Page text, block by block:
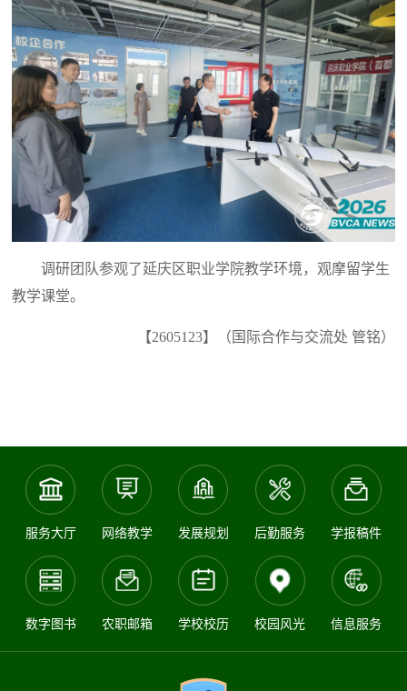
调研团队参观了延庆区职业学院教学环境，观摩留学生
教学课堂。
【2605123】（国际合作与交流处 管铭）
服务大厅 网络教学 发展规划 后勤服务 学报稿件
数字图书 农职邮箱 学校校历 校园风光 信息服务